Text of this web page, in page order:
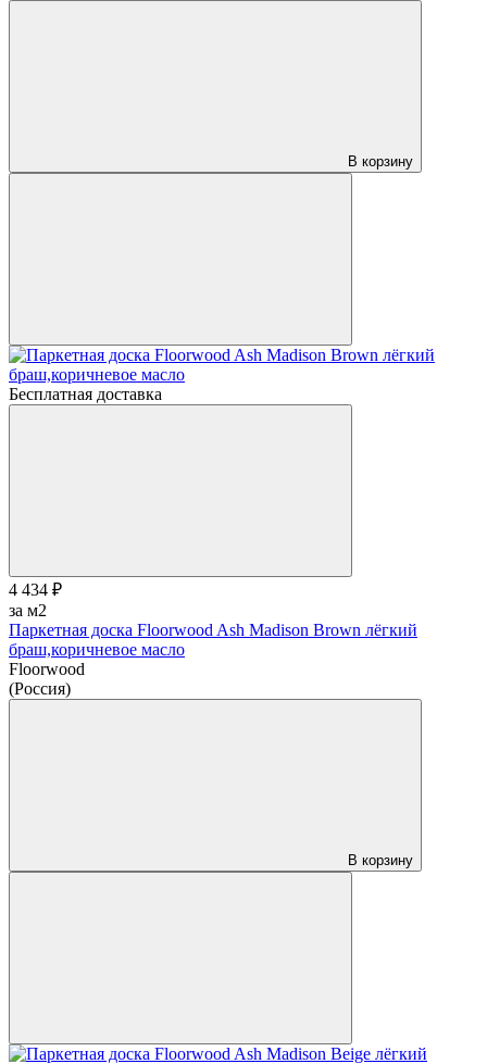
В корзину
Бесплатная доставка
4 434 ₽
за м2
Паркетная доска Floorwood Ash Madison Brown лёгкий
браш,коричневое масло
Floorwood
(Россия)
В корзину